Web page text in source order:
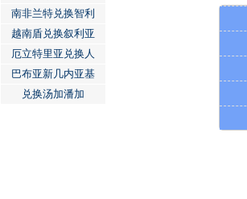
南非兰特兑换智利
越南盾兑换叙利亚
厄立特里亚兑换人
巴布亚新几内亚基
兑换汤加潘加